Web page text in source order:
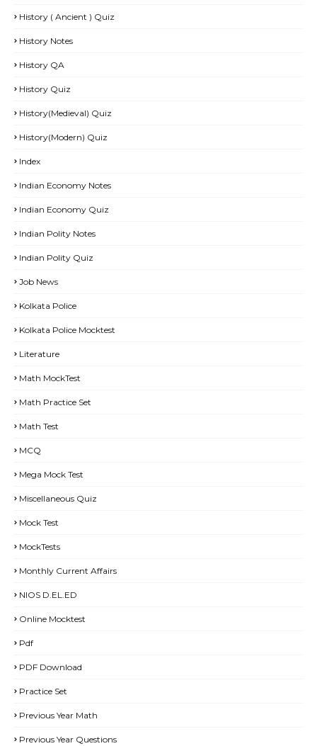
History ( Ancient ) Quiz
History Notes
History QA
History Quiz
History(Medieval) Quiz
History(Modern) Quiz
Index
Indian Economy Notes
Indian Economy Quiz
Indian Polity Notes
Indian Polity Quiz
Job News
Kolkata Police
Kolkata Police Mocktest
Literature
Math MockTest
Math Practice Set
Math Test
MCQ
Mega Mock Test
Miscellaneous Quiz
Mock Test
MockTests
Monthly Current Affairs
NIOS D.EL.ED
Online Mocktest
Pdf
PDF Download
Practice Set
Previous Year Math
Previous Year Questions